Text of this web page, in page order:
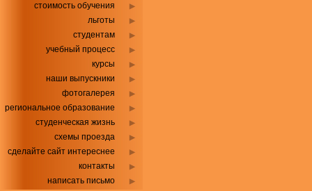
стоимость обучения
льготы
студентам
учебный процесс
курсы
наши выпускники
фотогалерея
региональное образование
студенческая жизнь
схемы проезда
сделайте сайт интереснее
контакты
написать письмо